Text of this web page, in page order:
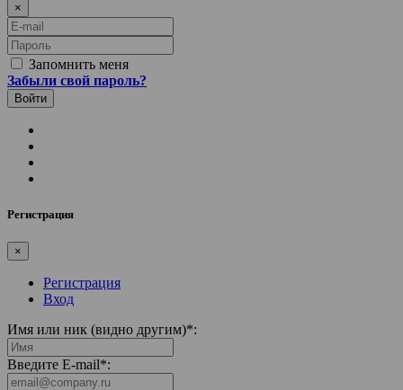
×
E-mail
Пароль
Запомнить меня
Забыли свой пароль?
Регистрация
×
Регистрация
Вход
Имя или ник (видно другим)*:
Введите E-mail*: